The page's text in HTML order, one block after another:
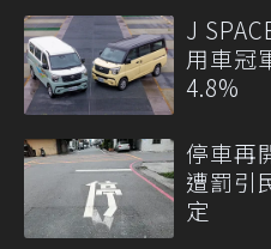
J
用車冠
4.8%
停車再
遭罰引
定